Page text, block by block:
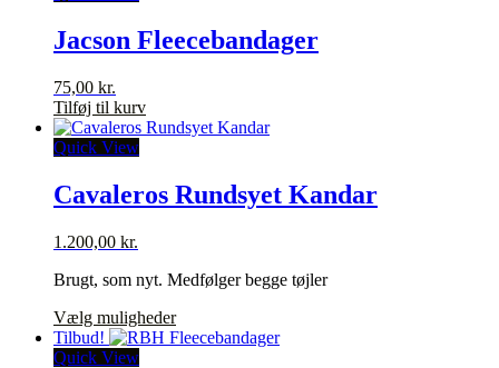
Jacson Fleecebandager
75,00 kr.
Tilføj til kurv
Quick View
Cavaleros Rundsyet Kandar
1.200,00 kr.
Brugt, som nyt. Medfølger begge tøjler
Vælg mulighederDette
vare
Tilbud!
Quick View